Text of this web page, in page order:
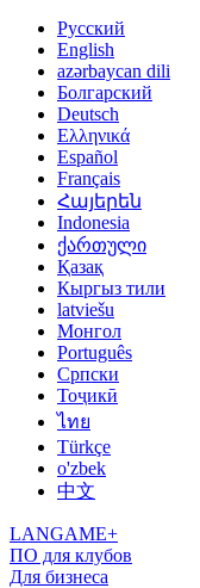
Русский
English
azərbaycan dili
Болгарский
Deutsch
Ελληνικά
Español
Français
Հայերեն
Indonesia
ქართული
Қазақ
Кыргыз тили
latviešu
Монгол
Português
Српски
Тоҷикӣ
ไทย
Türkçe
o'zbek
中文
LANGAME+
ПО для клубов
Для бизнеса